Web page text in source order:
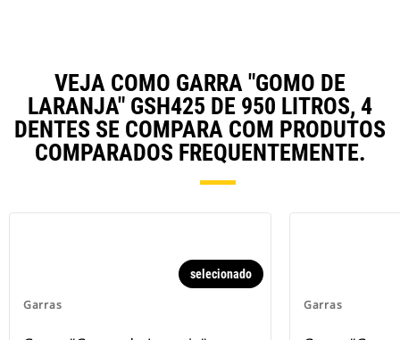
VEJA COMO GARRA "GOMO DE
LARANJA" GSH425 DE 950 LITROS, 4
DENTES SE COMPARA COM PRODUTOS
COMPARADOS FREQUENTEMENTE.
Garras
selecionado
Garras